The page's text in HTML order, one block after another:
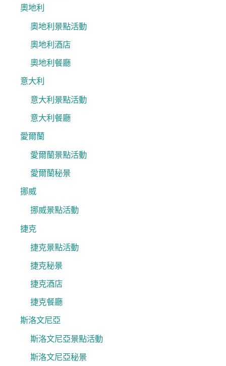
奧地利
奧地利景點活動
奧地利酒店
奧地利餐廳
意大利
意大利景點活動
意大利餐廳
愛爾蘭
愛爾蘭景點活動
愛爾蘭秘景
挪威
挪威景點活動
捷克
捷克景點活動
捷克秘景
捷克酒店
捷克餐廳
斯洛文尼亞
斯洛文尼亞景點活動
斯洛文尼亞秘景